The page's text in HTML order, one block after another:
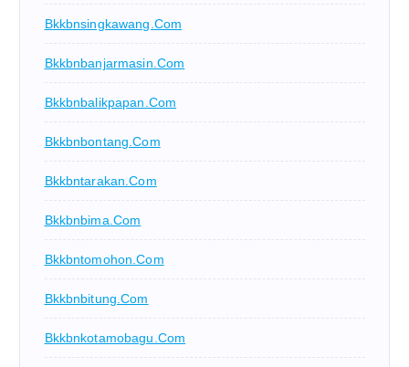
Bkkbnsingkawang.com
Bkkbnbanjarmasin.com
Bkkbnbalikpapan.com
Bkkbnbontang.com
Bkkbntarakan.com
Bkkbnbima.com
Bkkbntomohon.com
Bkkbnbitung.com
Bkkbnkotamobagu.com